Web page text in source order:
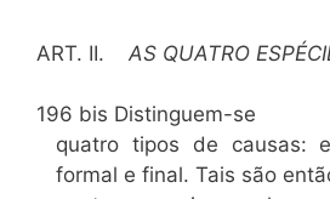
ART. II. AS QUATRO
196 bis Distinguem-se
quatro tipos de causas:
formal e final. Tais são